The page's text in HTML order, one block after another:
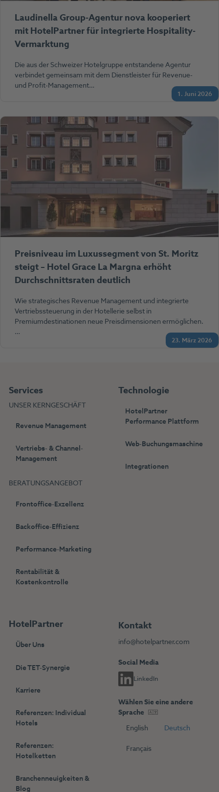
1. Juni 2026
Laudinella Group-Agentur nova kooperiert
mit HotelPartner für integrierte Hospitality-
Vermarktung
Die aus der Schweizer Hotelgruppe entstandene Agentur
verbindet gemeinsam mit dem Dienstleister für Revenue-
und Profit-Management…
23. März 2026
Preisniveau im Luxussegment von St. Moritz
steigt – Hotel Grace La Margna erhöht
Durchschnittsraten deutlich
Wie strategisches Revenue Management und integrierte
Vertriebssteuerung in der Hotellerie selbst in
Premiumdestinationen neue Preisdimensionen ermöglichen.
…
Services
UNSER KERNGESCHÄFT
Revenue Management
Vertriebs- & Channel-
Management
BERATUNGSANGEBOT
Frontoffice-Exzellenz
Backoffice-Effizienz
Performance-Marketing
Rentabilität &
Kostenkontrolle
Technologie
HotelPartner
Performance Plattform
Web-Buchungsmaschine
Integrationen
HotelPartner
Über Uns
Die TET-Synergie
Karriere
Referenzen: Individual
Hotels
Referenzen:
Hotelketten
Branchenneuigkeiten &
Blog
Kontakt
info@hotelpartner.com
Social Media
LinkedIn
Wählen Sie eine andere
Sprache
English
Deutsch
Français